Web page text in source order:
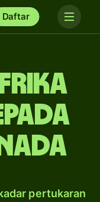
Daftar
pertukaran